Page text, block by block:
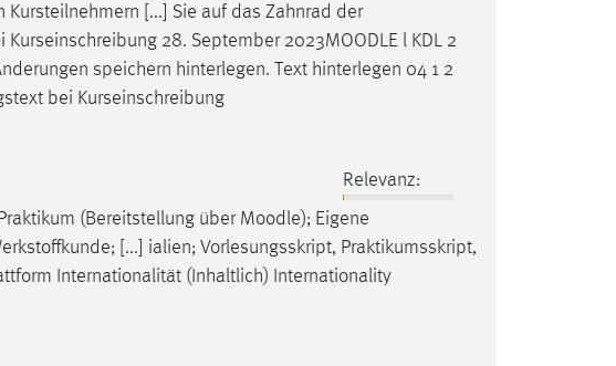
[...] Sie auf das Zahnrad der
Kurseinschreibung 28. September 2023MOODLE l KDL 2
speichern hinterlegen. Text hinterlegen 04 1 2
bei Kurseinschreibung
Relevanz:
(Bereitstellung über Moodle); Eigene
[...] ialien; Vorlesungsskript, Praktikumsskript,
Internationalität (Inhaltlich) Internationality